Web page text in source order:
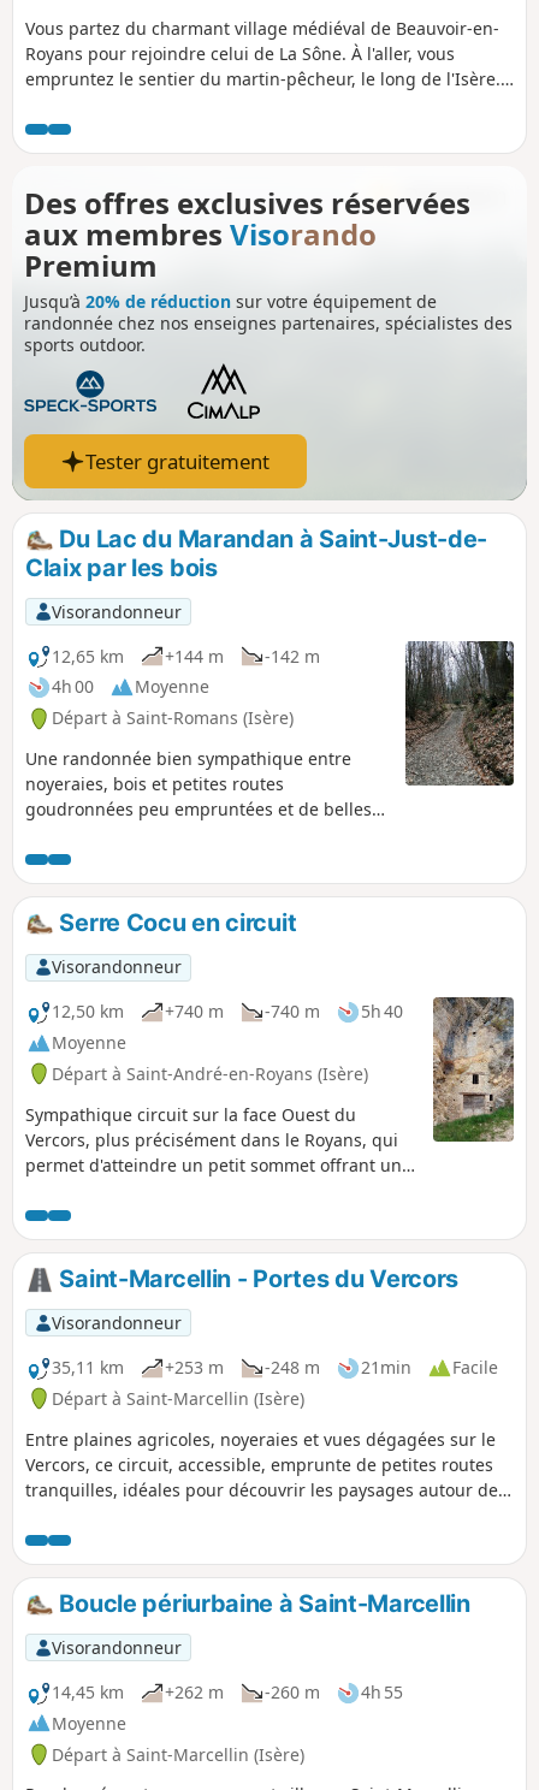
Vous partez du charmant village médiéval de Beauvoir-en-
Royans pour rejoindre celui de La Sône. À l'aller, vous
empruntez le sentier du martin-pêcheur, le long de l'Isère.
Septembre 2020 : plusieurs visorandonneurs nous
signalent une forte dégradation du sentier, le long de
Des offres exclusives réservées
aux membres Visorando
Premium
Jusqu’à 20% de réduction sur votre équipement de
randonnée chez nos enseignes partenaires, spécialistes des
sports outdoor.
Tester gratuitement
Du Lac du Marandan à Saint-Just-de-
Claix par les bois
Visorandonneur
12,65 km
+144 m
-142 m
4h 00
Moyenne
Départ à Saint-Romans (Isère)
Une randonnée bien sympathique entre
noyeraies, bois et petites routes
goudronnées peu empruntées et de belles
Serre Cocu en circuit
Visorandonneur
12,50 km
+740 m -740 m
5h 40
Moyenne
Départ à Saint-André-en-Royans (Isère)
Sympathique circuit sur la face Ouest du
Vercors, plus précisément dans le Royans, qui
permet d'atteindre un petit sommet offrant une
sommets du Vercors.
Saint-Marcellin - Portes du Vercors
Visorandonneur
35,11 km
+253 m -248 m 21min
Facile
Départ à Saint-Marcellin (Isère)
Entre plaines agricoles, noyeraies et vues dégagées sur le
Vercors, ce circuit, accessible, emprunte de petites routes
tranquilles, idéales pour découvrir les paysages autour de
culturel riche.
Boucle périurbaine à Saint-Marcellin
Visorandonneur
14,45 km
+262 m -260 m
4h 55
Moyenne
Départ à Saint-Marcellin (Isère)